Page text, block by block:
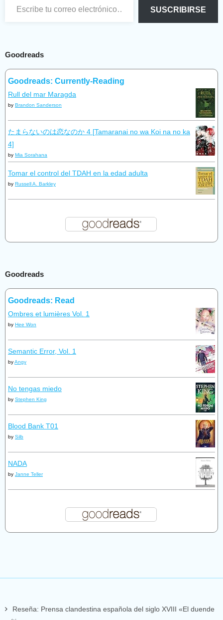
SUSCRIBIRSE
Goodreads
Goodreads: Currently-Reading
Rull del mar Maragda
by Brandon Sanderson
たまらないのは恋なのか 4 [Tamaranai no wa Koi na no ka
4]
by Mia Sorahana
Tomar el control del TDAH en la edad adulta
by Russell A. Barkley
Goodreads
Goodreads: Read
Ombres et lumières Vol. 1
by Hee Won
Semantic Error, Vol. 1
byAngy
No tengas miedo
by Stephen King
Blood Bank T01
by Silb
NADA
by Janne Teller
Reseña: Prensa clandestina española del siglo XVIII «El duende